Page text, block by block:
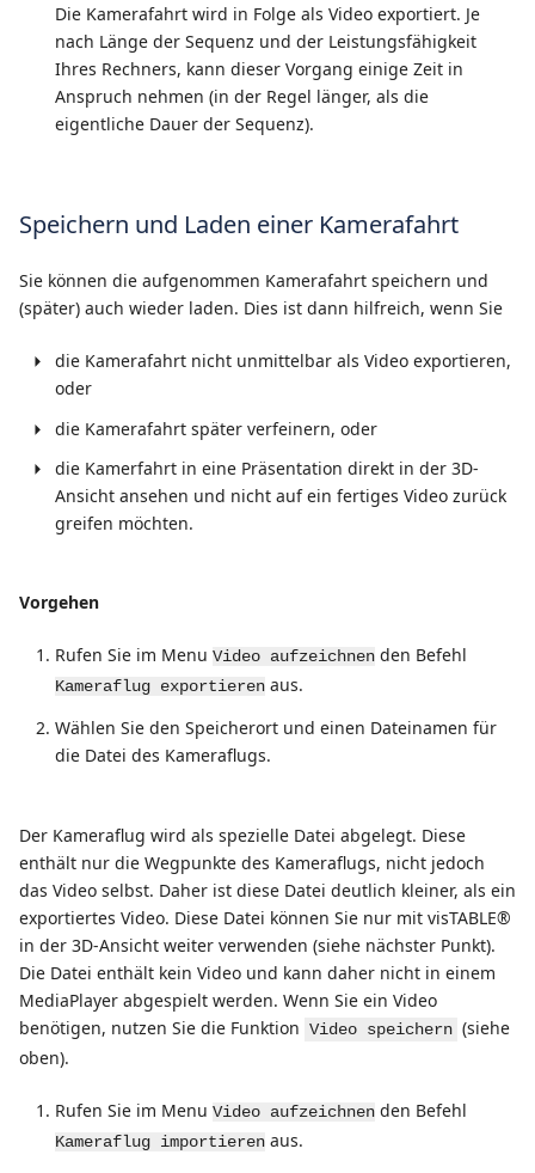
Die Kamerafahrt wird in Folge als Video exportiert. Je
nach Länge der Sequenz und der Leistungsfähigkeit
Ihres Rechners, kann dieser Vorgang einige Zeit in
Anspruch nehmen (in der Regel länger, als die
eigentliche Dauer der Sequenz).
Speichern und Laden einer Kamerafahrt
Sie können die aufgenommen Kamerafahrt speichern und
(später) auch wieder laden. Dies ist dann hilfreich, wenn Sie
die Kamerafahrt nicht unmittelbar als Video exportieren,
oder
die Kamerafahrt später verfeinern, oder
die Kamerfahrt in eine Präsentation direkt in der 3D-
Ansicht ansehen und nicht auf ein fertiges Video zurück
greifen möchten.
Vorgehen
Rufen Sie im Menu Video aufzeichnen den Befehl
Kameraflug exportieren aus.
Wählen Sie den Speicherort und einen Dateinamen für
die Datei des Kameraflugs.
Der Kameraflug wird als spezielle Datei abgelegt. Diese
enthält nur die Wegpunkte des Kameraflugs, nicht jedoch
das Video selbst. Daher ist diese Datei deutlich kleiner, als ein
exportiertes Video. Diese Datei können Sie nur mit visTABLE®
in der 3D-Ansicht weiter verwenden (siehe nächster Punkt).
Die Datei enthält kein Video und kann daher nicht in einem
MediaPlayer abgespielt werden. Wenn Sie ein Video
benötigen, nutzen Sie die Funktion Video speichern (siehe
oben).
Rufen Sie im Menu Video aufzeichnen den Befehl
Kameraflug importieren aus.